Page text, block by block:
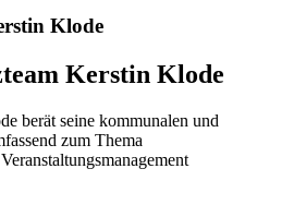
Klode
Kerstin Klode
berät seine kommunalen und
zum Thema